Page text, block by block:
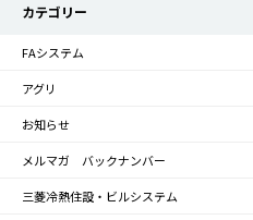
カテゴリー
FAシステム
アグリ
お知らせ
メルマガ バックナンバー
三菱冷熱住設・ビルシステム